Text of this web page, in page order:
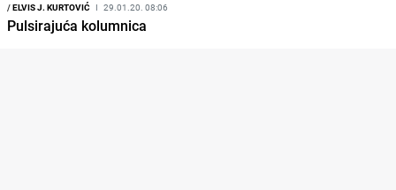
/ELVIS J. KURTOVIĆ I 29.01.20. 08:06
Pulsirajuća kolumnica